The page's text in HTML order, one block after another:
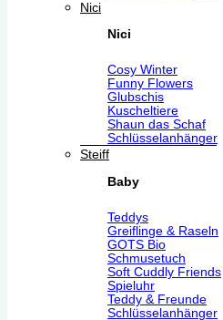
Nici
Nici
Cosy Winter
Funny Flowers
Glubschis
Kuscheltiere
Shaun das Schaf
Schlüsselanhänger
Steiff
Baby
Teddys
Greiflinge & Raseln
GOTS Bio
Schmusetuch
Soft Cuddly Friends
Spieluhr
Teddy & Freunde
Schlüsselanhänger